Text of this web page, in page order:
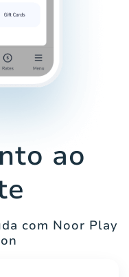
ao
com Noor Play